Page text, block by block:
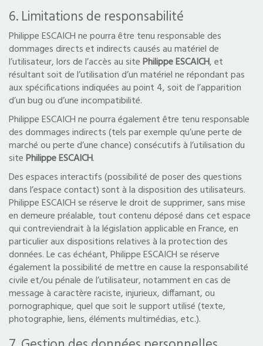
6. Limitations de responsabilité
Philippe ESCAICH ne pourra être tenu responsable des
dommages directs et indirects causés au matériel de
l’utilisateur, lors de l’accès au sitePhilippe ESCAICH, et
résultant soit de l’utilisation d’un matériel ne répondant pas
aux spécifications indiquées au point 4, soit de l’apparition
d’un bug ou d’une incompatibilité.
Philippe ESCAICH ne pourra également être tenu responsable
des dommages indirects (tels par exemple qu’une perte de
marché ou perte d’une chance) consécutifs à l’utilisation du
sitePhilippe ESCAICH.
Des espaces interactifs (possibilité de poser des questions
dans l’espace contact) sont à la disposition des utilisateurs.
Philippe ESCAICH se réserve le droit de supprimer, sans mise
en demeure préalable, tout contenu déposé dans cet espace
qui contreviendrait à la législation applicable en France, en
particulier aux dispositions relatives à la protection des
données. Le cas échéant, Philippe ESCAICH se réserve
également la possibilité de mettre en cause la responsabilité
civile et/ou pénale de l’utilisateur, notamment en cas de
message à caractère raciste, injurieux, diffamant, ou
pornographique, quel que soit le support utilisé (texte,
photographie, liens, éléments multimédias, etc.).